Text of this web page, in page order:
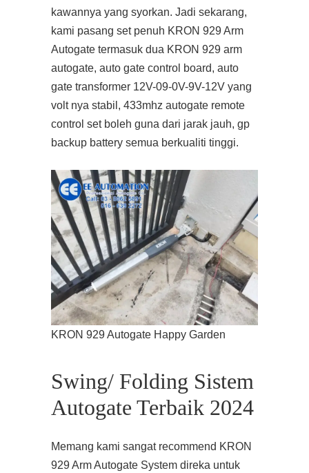
kawannya yang syorkan. Jadi sekarang,
kami pasang set penuh KRON 929 Arm
Autogate termasuk dua KRON 929 arm
autogate, auto gate control board, auto
gate transformer 12V-09-0V-9V-12V yang
volt nya stabil, 433mhz autogate remote
control set boleh guna dari jarak jauh, gp
backup battery semua berkualiti tinggi.
KRON 929 Autogate Happy Garden
Swing/ Folding Sistem
Autogate Terbaik 2024
Memang kami sangat recommend KRON
929 Arm Autogate System direka untuk